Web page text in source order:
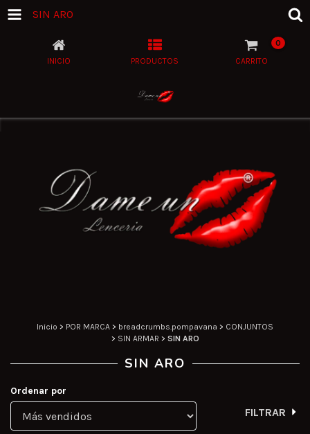
SIN ARO
INICIO PRODUCTOS CARRITO
0
Inicio > POR MARCA > breadcrumbs.pompavana > CONJUNTOS
> SIN ARMAR > SIN ARO
SIN ARO
Ordenar por
FILTRAR